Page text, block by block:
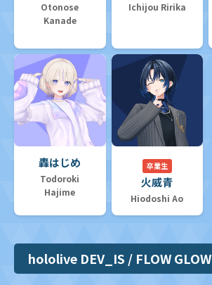
Otonose
Kanade
Ichijou Ririka
轟はじめ
Todoroki
Hajime
卒業生
火威青
Hiodoshi Ao
hololive DEV_IS / FLOW GLOW